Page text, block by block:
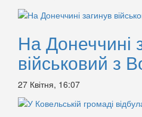
На Донеччині
військовий з
27 Квітня, 16:07